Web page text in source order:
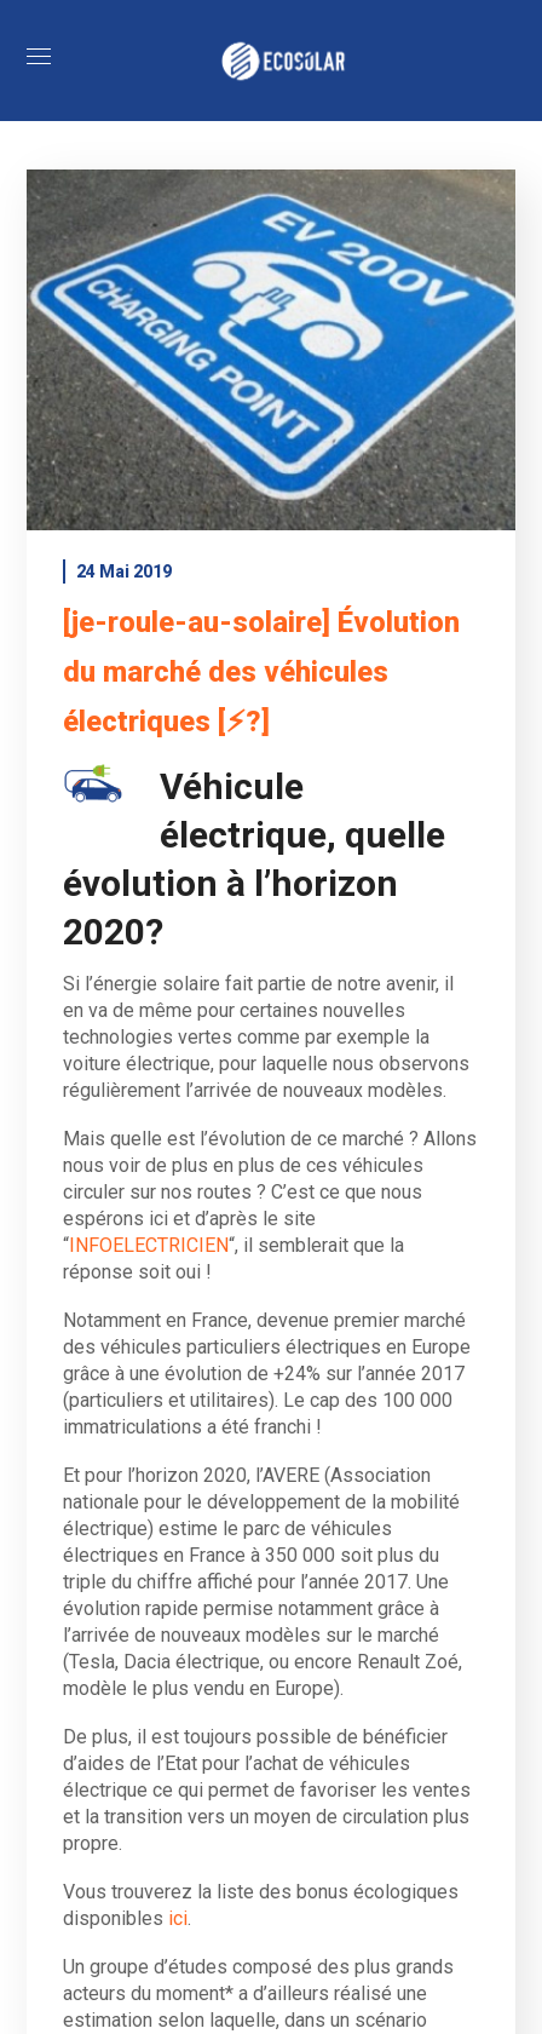
24 Mai 2019
[je-roule-au-solaire] Évolution
du marché des véhicules
électriques [⚡️?]
Véhicule
électrique, quelle
évolution à l’horizon
2020?
Si l’énergie solaire fait partie de notre avenir, il
en va de même pour certaines nouvelles
technologies vertes comme par exemple la
voiture électrique, pour laquelle nous observons
régulièrement l’arrivée de nouveaux modèles.
Mais quelle est l’évolution de ce marché ? Allons
nous voir de plus en plus de ces véhicules
circuler sur nos routes ? C’est ce que nous
espérons ici et d’après le site
“ INFOELECTRICIEN“, il semblerait que la
réponse soit oui !
Notamment en France, devenue premier marché
des véhicules particuliers électriques en Europe
grâce à une évolution de +24% sur l’année 2017
(particuliers et utilitaires). Le cap des 100 000
immatriculations a été franchi !
Et pour l’horizon 2020, l’AVERE (Association
nationale pour le développement de la mobilité
électrique) estime le parc de véhicules
électriques en France à 350 000 soit plus du
triple du chiffre affiché pour l’année 2017. Une
évolution rapide permise notamment grâce à
l’arrivée de nouveaux modèles sur le marché
(Tesla, Dacia électrique, ou encore Renault Zoé,
modèle le plus vendu en Europe).
De plus, il est toujours possible de bénéficier
d’aides de l’Etat pour l’achat de véhicules
électrique ce qui permet de favoriser les ventes
et la transition vers un moyen de circulation plus
propre.
Vous trouverez la liste des bonus écologiques
disponibles ici.
Un groupe d’études composé des plus grands
acteurs du moment* a d’ailleurs réalisé une
estimation selon laquelle, dans un scénario